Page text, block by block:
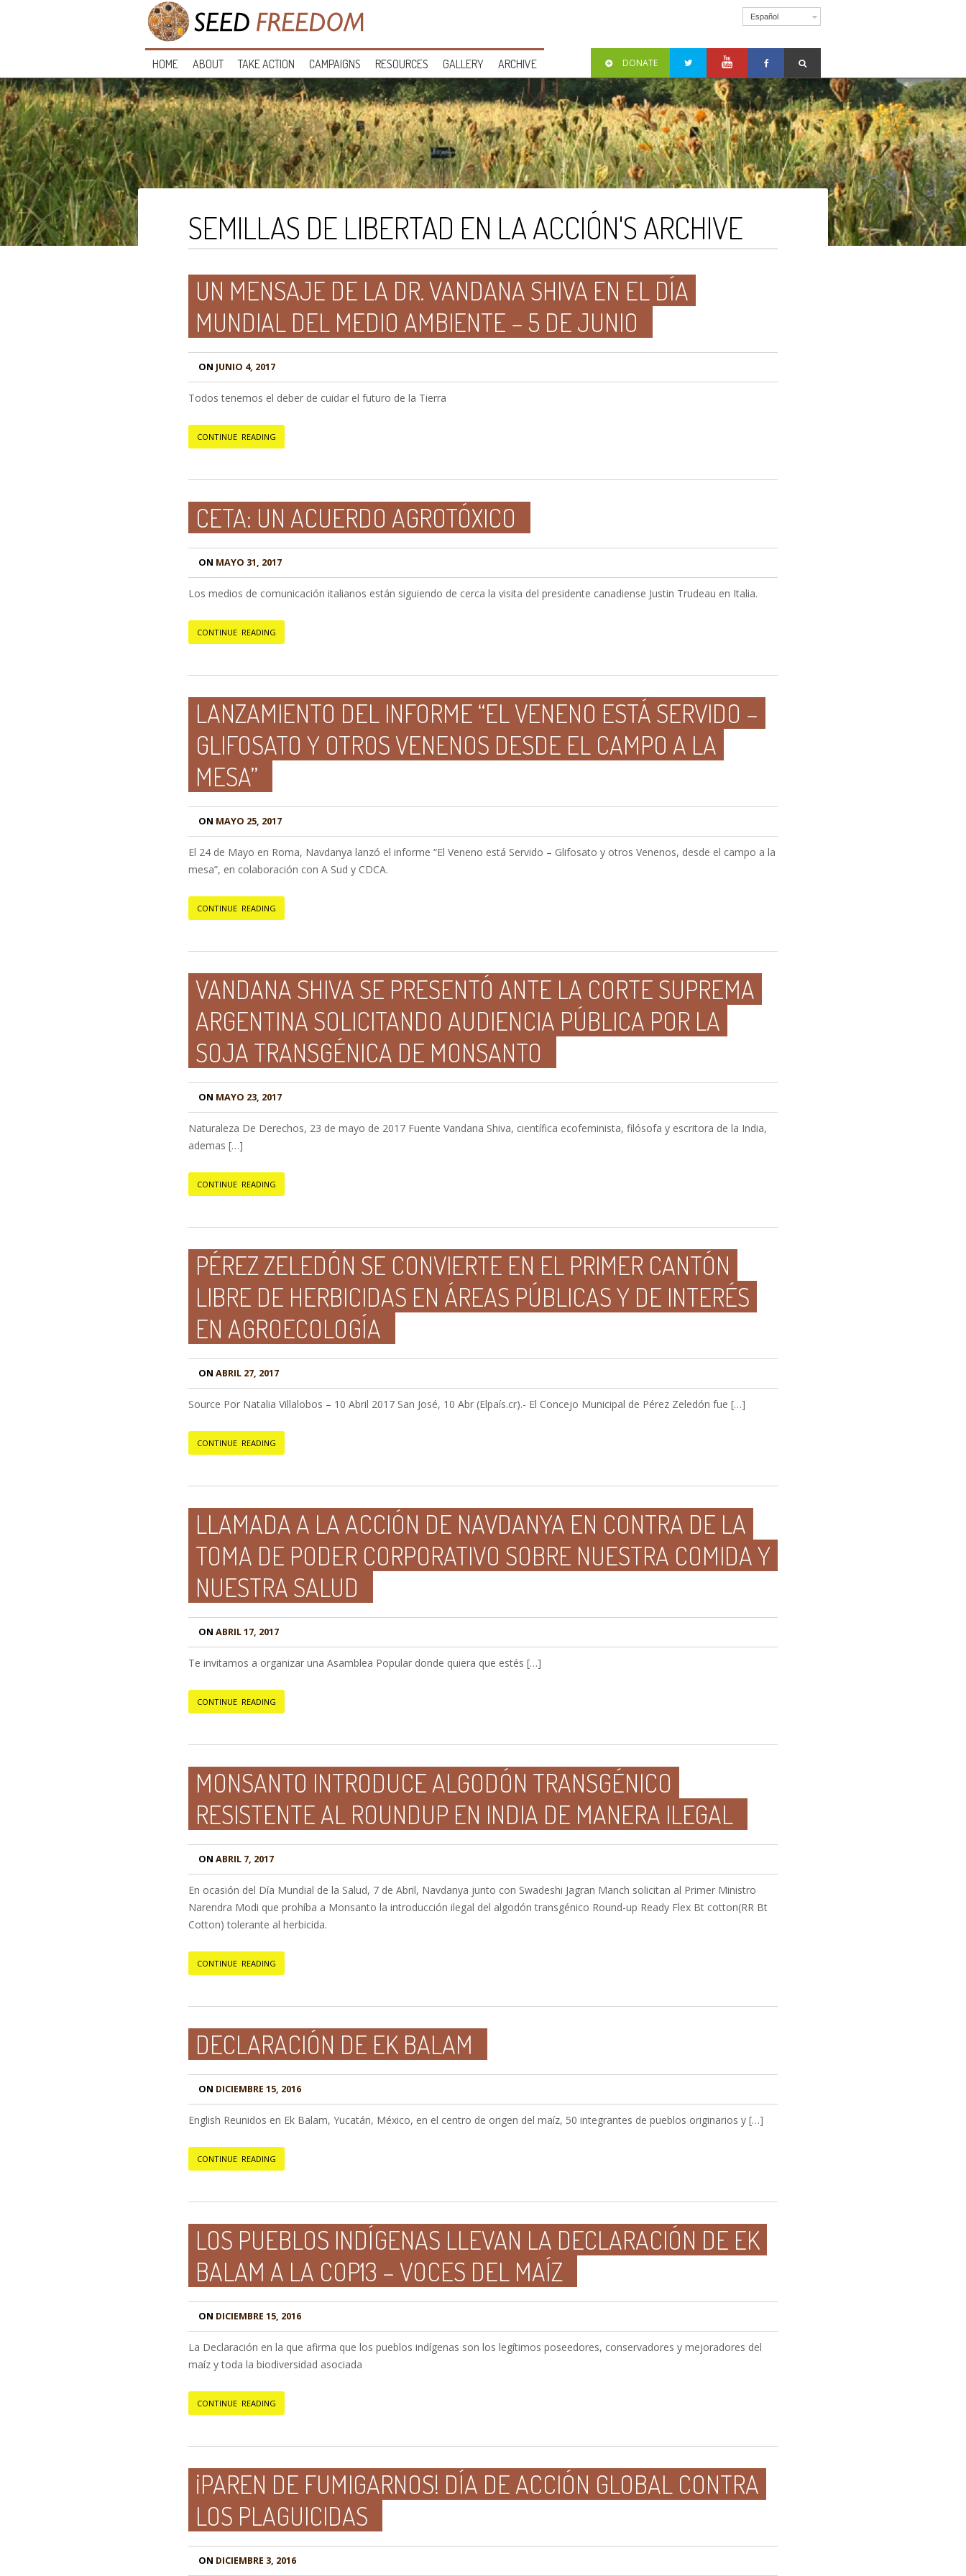
Español
HOME ABOUT TAKE ACTION CAMPAIGNS RESOURCES GALLERY ARCHIVE DONATE
SEMILLAS DE LIBERTAD EN LA ACCIÓN'S ARCHIVE
UN MENSAJE DE LA DR. VANDANA SHIVA EN EL DÍA
MUNDIAL DEL MEDIO AMBIENTE – 5 DE JUNIO
ON JUNIO 4, 2017
Todos tenemos el deber de cuidar el futuro de la Tierra
CONTINUE READING
CETA: UN ACUERDO AGROTÓXICO
ON MAYO 31, 2017
Los medios de comunicación italianos están siguiendo de cerca la visita del presidente canadiense Justin Trudeau en Italia.
CONTINUE READING
LANZAMIENTO DEL INFORME “EL VENENO ESTÁ SERVIDO –
GLIFOSATO Y OTROS VENENOS DESDE EL CAMPO A LA
MESA”
ON MAYO 25, 2017
El 24 de Mayo en Roma, Navdanya lanzó el informe “El Veneno está Servido – Glifosato y otros Venenos, desde el campo a la
mesa”, en colaboración con A Sud y CDCA.
CONTINUE READING
VANDANA SHIVA SE PRESENTÓ ANTE LA CORTE SUPREMA
ARGENTINA SOLICITANDO AUDIENCIA PÚBLICA POR LA
SOJA TRANSGÉNICA DE MONSANTO
ON MAYO 23, 2017
Naturaleza De Derechos, 23 de mayo de 2017 Fuente Vandana Shiva, científica ecofeminista, filósofa y escritora de la India,
ademas […]
CONTINUE READING
PÉREZ ZELEDÓN SE CONVIERTE EN EL PRIMER CANTÓN
LIBRE DE HERBICIDAS EN ÁREAS PÚBLICAS Y DE INTERÉS
EN AGROECOLOGÍA
ON ABRIL 27, 2017
Source Por Natalia Villalobos – 10 Abril 2017 San José, 10 Abr (Elpaís.cr).- El Concejo Municipal de Pérez Zeledón fue […]
CONTINUE READING
LLAMADA A LA ACCIÓN DE NAVDANYA EN CONTRA DE LA
TOMA DE PODER CORPORATIVO SOBRE NUESTRA COMIDA Y
NUESTRA SALUD
ON ABRIL 17, 2017
Te invitamos a organizar una Asamblea Popular donde quiera que estés […]
CONTINUE READING
MONSANTO INTRODUCE ALGODÓN TRANSGÉNICO
RESISTENTE AL ROUNDUP EN INDIA DE MANERA ILEGAL
ON ABRIL 7, 2017
En ocasión del Día Mundial de la Salud, 7 de Abril, Navdanya junto con Swadeshi Jagran Manch solicitan al Primer Ministro
Narendra Modi que prohíba a Monsanto la introducción ilegal del algodón transgénico Round-up Ready Flex Bt cotton(RR Bt
Cotton) tolerante al herbicida.
CONTINUE READING
DECLARACIÓN DE EK BALAM
ON DICIEMBRE 15, 2016
English Reunidos en Ek Balam, Yucatán, México, en el centro de origen del maíz, 50 integrantes de pueblos originarios y […]
CONTINUE READING
LOS PUEBLOS INDÍGENAS LLEVAN LA DECLARACIÓN DE EK
BALAM A LA COP13 – VOCES DEL MAÍZ
ON DICIEMBRE 15, 2016
La Declaración en la que afirma que los pueblos indígenas son los legítimos poseedores, conservadores y mejoradores del
maíz y toda la biodiversidad asociada
CONTINUE READING
¡PAREN DE FUMIGARNOS! DÍA DE ACCIÓN GLOBAL CONTRA
LOS PLAGUICIDAS
ON DICIEMBRE 3, 2016